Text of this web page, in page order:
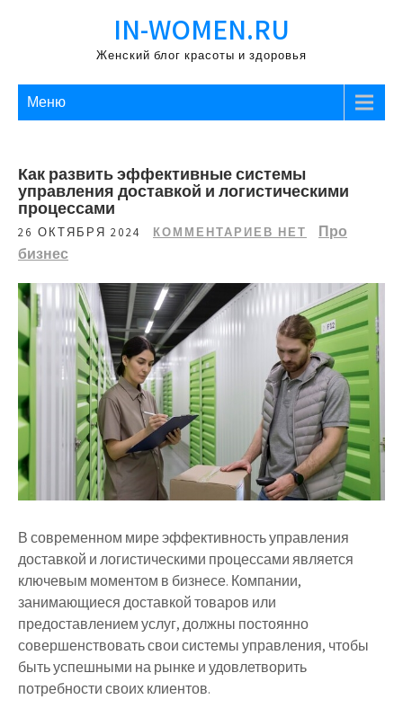
IN-WOMEN.RU
Женский блог красоты и здоровья
Меню
Как развить эффективные системы
управления доставкой и логистическими
процессами
26 ОКТЯБРЯ 2024 КОММЕНТАРИЕВ НЕТ
Про
бизнес
В современном мире эффективность управления
доставкой и логистическими процессами является
ключевым моментом в бизнесе. Компании,
занимающиеся доставкой товаров или
предоставлением услуг, должны постоянно
совершенствовать свои системы управления, чтобы
быть успешными на рынке и удовлетворить
потребности своих клиентов.